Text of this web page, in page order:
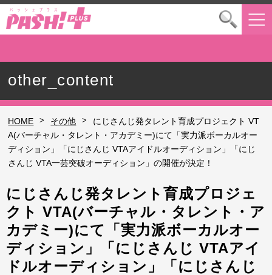
other_content
HOME > その他 >
にじさんじ発タレント育成プロジェクト VT
A(バーチャル・タレント・アカデミー)にて「実力派ボーカルオー
ディション」「にじさんじ VTAアイドルオーディション」「にじ
さんじ VTA一芸突破オーディション」の開催が決定！
にじさんじ発タレント育成プロジェ
クト VTA(バーチャル・タレント・ア
カデミー)にて「実力派ボーカルオー
ディション」「にじさんじ VTAアイ
ドルオーディション」「にじさんじ